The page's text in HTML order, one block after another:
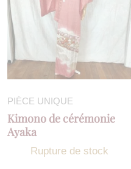
PIÈCE UNIQUE
Kimono de cérémonie
Ayaka
Rupture de stock